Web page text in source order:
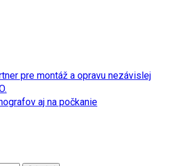
pre montáž a opravu nezávislej
aj na počkanie